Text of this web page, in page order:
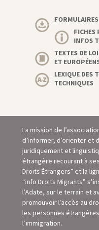
FICHES
INFOS
TEXTES DE
ET
LEXIQUE DES
TECHNIQUES
La mission de
d’informer, d’orienter et
juridiquement et
étrangère recourant à
Droits Étrangers” et la
“info Droits Migrants”
l’Adate, sur le terrain et
promouvoir l’accès au
les personnes
l’immigration.